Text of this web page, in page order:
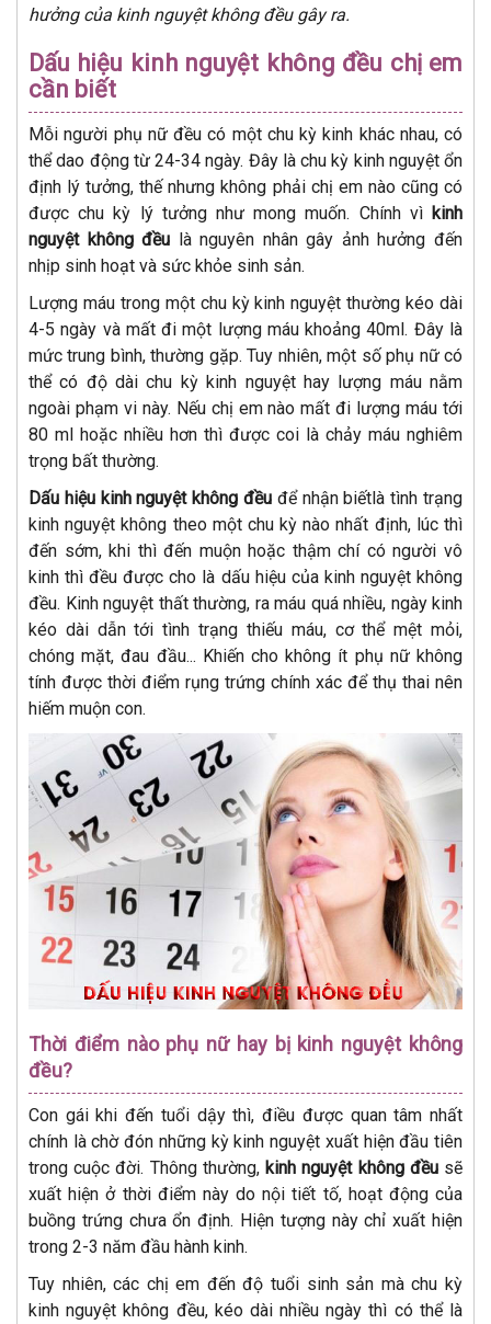
hưởng của kinh nguyệt không đều gây ra.
Dấu hiệu kinh nguyệt không đều chị em
cần biết
Mỗi người phụ nữ đều có một chu kỳ kinh khác nhau, có
thể dao động từ 24-34 ngày. Đây là chu kỳ kinh nguyệt ổn
định lý tưởng, thế nhưng không phải chị em nào cũng có
được chu kỳ lý tưởng như mong muốn. Chính vì kinh
nguyệt không đều là nguyên nhân gây ảnh hưởng đến
nhịp sinh hoạt và sức khỏe sinh sản.
Lượng máu trong một chu kỳ kinh nguyệt thường kéo dài
4-5 ngày và mất đi một lượng máu khoảng 40ml. Đây là
mức trung bình, thường gặp. Tuy nhiên, một số phụ nữ có
thể có độ dài chu kỳ kinh nguyệt hay lượng máu nằm
ngoài phạm vi này. Nếu chị em nào mất đi lượng máu tới
80 ml hoặc nhiều hơn thì được coi là chảy máu nghiêm
trọng bất thường.
Dấu hiệu kinh nguyệt không đều để nhận biếtlà tình trạng
kinh nguyệt không theo một chu kỳ nào nhất định, lúc thì
đến sớm, khi thì đến muộn hoặc thậm chí có người vô
kinh thì đều được cho là dấu hiệu của kinh nguyệt không
đều. Kinh nguyệt thất thường, ra máu quá nhiều, ngày kinh
kéo dài dẫn tới tình trạng thiếu máu, cơ thể mệt mỏi,
chóng mặt, đau đầu... Khiến cho không ít phụ nữ không
tính được thời điểm rụng trứng chính xác để thụ thai nên
hiếm muộn con.
Thời điểm nào phụ nữ hay bị kinh nguyệt không
đều?
Con gái khi đến tuổi dậy thì, điều được quan tâm nhất
chính là chờ đón những kỳ kinh nguyệt xuất hiện đầu tiên
trong cuộc đời. Thông thường,kinh nguyệt không đềusẽ
xuất hiện ở thời điểm này do nội tiết tố, hoạt động của
buồng trứng chưa ổn định. Hiện tượng này chỉ xuất hiện
trong 2-3 năm đầu hành kinh.
Tuy nhiên, các chị em đến độ tuổi sinh sản mà chu kỳ
kinh nguyệt không đều, kéo dài nhiều ngày thì có thể là